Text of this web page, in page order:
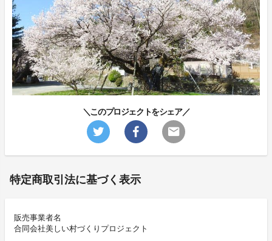
＼このプロジェクトをシェア／
特定商取引法に基づく表示
販売事業者名
合同会社美しい村づくりプロジェクト